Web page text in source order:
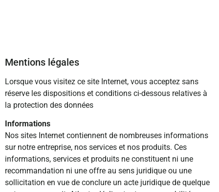
Mentions légales
Lorsque vous visitez ce site Internet, vous acceptez sans
réserve les dispositions et conditions ci-dessous relatives à
la protection des données
Informations
Nos sites Internet contiennent de nombreuses informations
sur notre entreprise, nos services et nos produits. Ces
informations, services et produits ne constituent ni une
recommandation ni une offre au sens juridique ou une
sollicitation en vue de conclure un acte juridique de quelque